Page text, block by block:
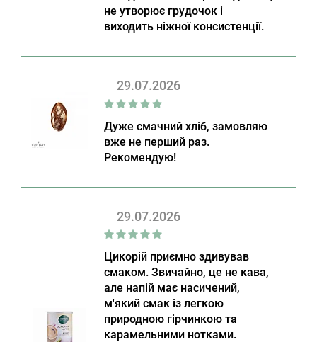
не утворює грудочок і
виходить ніжної консистенції.
29.07.2026
Дуже смачний хліб, замовляю
вже не перший раз.
Рекомендую!
29.07.2026
Цикорій приємно здивував
смаком. Звичайно, це не кава,
але напій має насичений,
м'який смак із легкою
природною гірчинкою та
карамельними нотками.